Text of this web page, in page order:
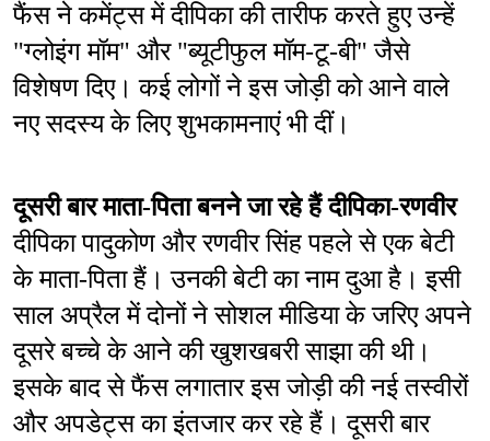
फैंस ने कमेंट्स में दीपिका की तारीफ करते हुए उन्हें
"ग्लोइंग मॉम" और "ब्यूटीफुल मॉम-टू-बी" जैसे
विशेषण दिए। कई लोगों ने इस जोड़ी को आने वाले
नए सदस्य के लिए शुभकामनाएं भी दीं।
दूसरी बार माता-पिता बनने जा रहे हैं दीपिका-रणवीर
दीपिका पादुकोण और रणवीर सिंह पहले से एक बेटी
के माता-पिता हैं। उनकी बेटी का नाम दुआ है। इसी
साल अप्रैल में दोनों ने सोशल मीडिया के जरिए अपने
दूसरे बच्चे के आने की खुशखबरी साझा की थी।
इसके बाद से फैंस लगातार इस जोड़ी की नई तस्वीरों
और अपडेट्स का इंतजार कर रहे हैं। दूसरी बार